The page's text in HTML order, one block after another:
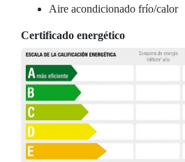
Aire acondicionado frío/calor
Certificado energético